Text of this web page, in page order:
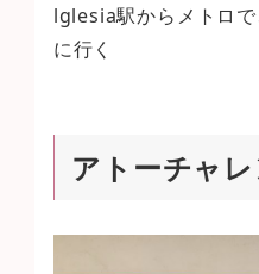
lglesia駅からメトロ
に行く
アトーチャ